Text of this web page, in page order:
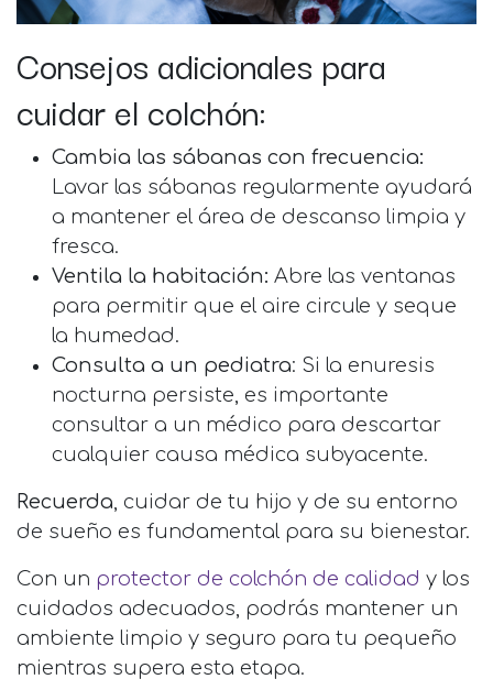
Consejos adicionales para
cuidar el colchón:
Cambia las sábanas con frecuencia:
Lavar las sábanas regularmente ayudará
a mantener el área de descanso limpia y
fresca.
Ventila la habitación: Abre las ventanas
para permitir que el aire circule y seque
la humedad.
Consulta a un pediatra: Si la enuresis
nocturna persiste, es importante
consultar a un médico para descartar
cualquier causa médica subyacente.
Recuerda , cuidar de tu hijo y de su entorno
de sueño es fundamental para su bienestar.
Con un protector de colchón de calidad y los
cuidados adecuados, podrás mantener un
ambiente limpio y seguro para tu pequeño
mientras supera esta etapa.